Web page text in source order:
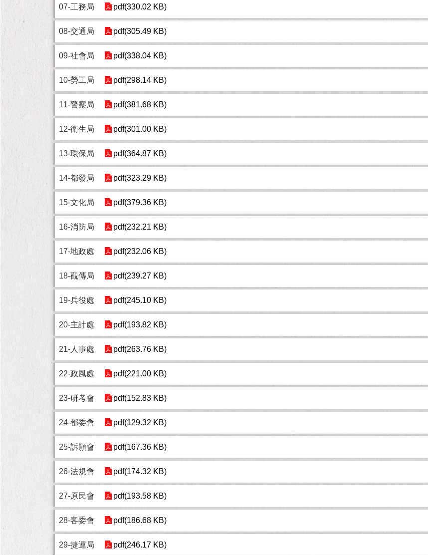
07-工務局 pdf(330.02 KB)
08-交通局 pdf(305.49 KB)
09-社會局 pdf(338.04 KB)
10-勞工局 pdf(298.14 KB)
11-警察局 pdf(381.68 KB)
12-衛生局 pdf(301.00 KB)
13-環保局 pdf(364.87 KB)
14-都發局 pdf(323.29 KB)
15-文化局 pdf(379.36 KB)
16-消防局 pdf(232.21 KB)
17-地政處 pdf(232.06 KB)
18-觀傳局 pdf(239.27 KB)
19-兵役處 pdf(245.10 KB)
20-主計處 pdf(193.82 KB)
21-人事處 pdf(263.76 KB)
22-政風處 pdf(221.00 KB)
23-研考會 pdf(152.83 KB)
24-都委會 pdf(129.32 KB)
25-訴願會 pdf(167.36 KB)
26-法規會 pdf(174.32 KB)
27-原民會 pdf(193.58 KB)
28-客委會 pdf(186.68 KB)
29-捷運局 pdf(246.17 KB)